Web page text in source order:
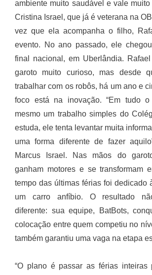
ambiente muito saudável e vale muito
Cristina Israel, que já é veterana na
vez que ela acompanha o filho,
evento. No ano passado, ele
final nacional, em Uberlândia.
garoto muito curioso, mas desde
trabalhar com os robôs, há um ano e
foco está na inovação. “Em tudo
mesmo um trabalho simples do
estuda, ele tenta levantar muita
uma forma diferente de fazer
Marcus Israel. Nas mãos do
ganham motores e se transformam
tempo das últimas férias foi dedicado
um carro anfíbio. O resultado
diferente: sua equipe, BatBots,
colocação entre quem competiu no
também garantiu uma vaga na etapa
“O plano é passar as férias inteiras